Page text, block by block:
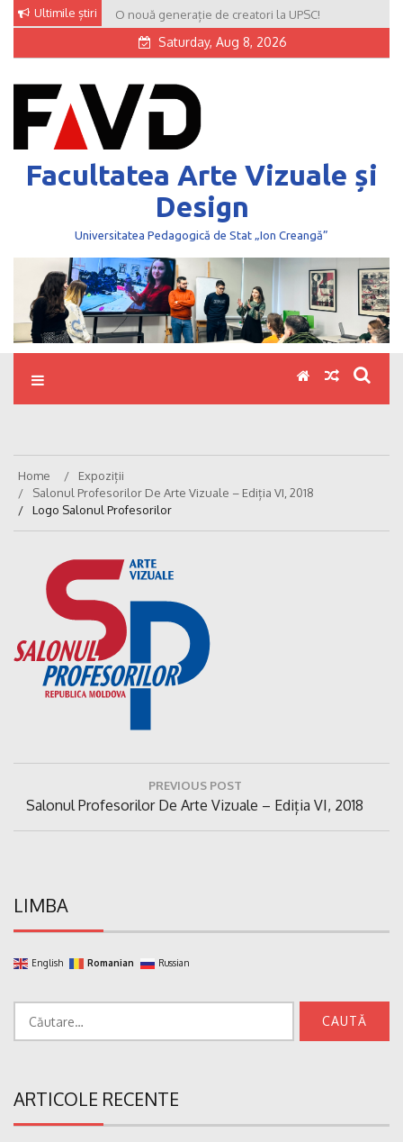
Skip
content
Ultimile știri O nouă generație de creatori la UPSC!
Saturday, Aug 8, 2026
Facultatea Arte Vizuale și
Design
Universitatea Pedagogică de Stat „Ion Creangă”
Home
Expoziții
Salonul Profesorilor De Arte Vizuale – Ediția VI, 2018
Logo Salonul Profesorilor
articole
PREVIOUS POST
Previous
Post:
Salonul Profesorilor De Arte Vizuale – Ediția VI, 2018
LIMBA
English Romanian Russian
ARTICOLE RECENTE